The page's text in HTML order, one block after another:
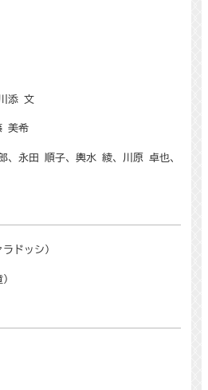
添 文
美希
、永田 順子、輿水 綾、川原 卓也、
ラドッシ )
)